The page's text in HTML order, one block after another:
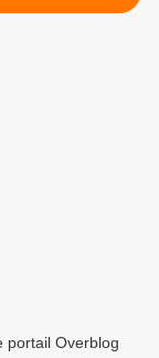
sur les abribus
portail Overblog